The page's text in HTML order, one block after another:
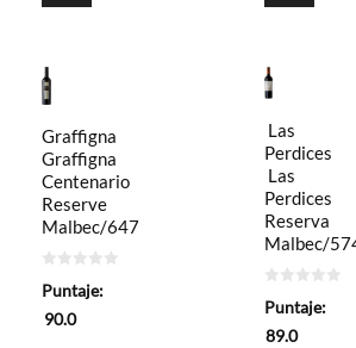
Graffigna
Graffigna
Centenario
Reserve
Malbec/647
de
Puntaje:
90.0
Las
Perdices
Las
Perdices
Reserva
Malbec/
de
Puntaje:
89.0